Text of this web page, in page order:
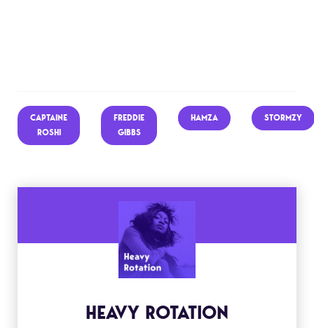
CAPTAINE
ROSHI
FREDDIE
GIBBS
HAMZA STORMZY
HEAVY ROTATION